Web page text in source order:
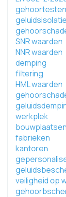
gehoortesten
geluidsisolatie
SNR waarden
NNR waarden
demping
filtering
HML waarden
werkplek
bouwplaatsen
fabrieken
kantoren
veiligheid op